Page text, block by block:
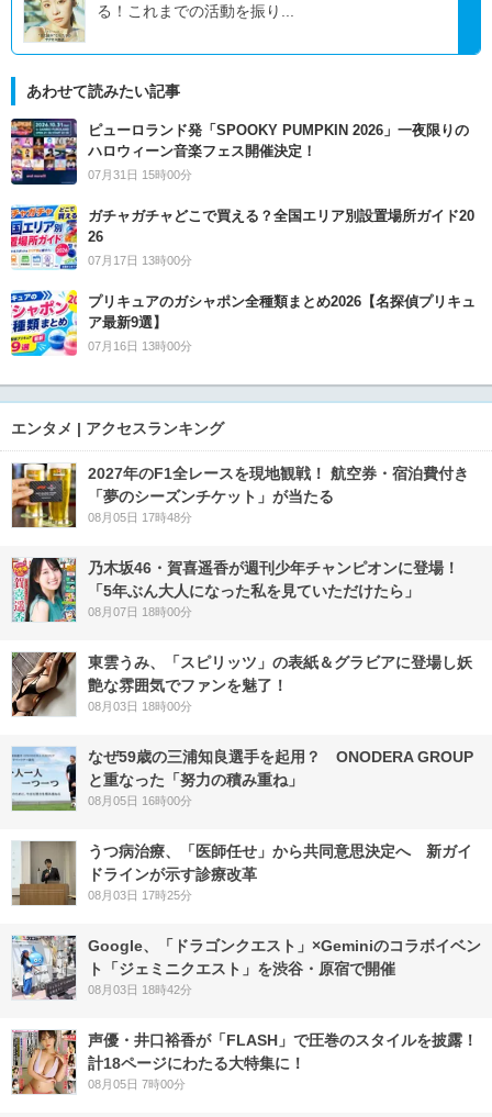
る！これまでの活動を振り...
あわせて読みたい記事
ピューロランド発「SPOOKY PUMPKIN 2026」一夜限りの
ハロウィーン音楽フェス開催決定！
07月31日 15時00分
ガチャガチャどこで買える？全国エリア別設置場所ガイド20
26
07月17日 13時00分
プリキュアのガシャポン全種類まとめ2026【名探偵プリキュ
ア最新9選】
07月16日 13時00分
エンタメ | アクセスランキング
2027年のF1全レースを現地観戦！ 航空券・宿泊費付き
「夢のシーズンチケット」が当たる
08月05日 17時48分
乃木坂46・賀喜遥香が週刊少年チャンピオンに登場！
「5年ぶん大人になった私を見ていただけたら」
08月07日 18時00分
東雲うみ、「スピリッツ」の表紙＆グラビアに登場し妖
艶な雰囲気でファンを魅了！
08月03日 18時00分
なぜ59歳の三浦知良選手を起用？ ONODERA GROUP
と重なった「努力の積み重ね」
08月05日 16時00分
うつ病治療、「医師任せ」から共同意思決定へ 新ガイ
ドラインが示す診療改革
08月03日 17時25分
Google、「ドラゴンクエスト」×Geminiのコラボイベン
ト「ジェミニクエスト」を渋谷・原宿で開催
08月03日 18時42分
声優・井口裕香が「FLASH」で圧巻のスタイルを披露！
計18ページにわたる大特集に！
08月05日 7時00分